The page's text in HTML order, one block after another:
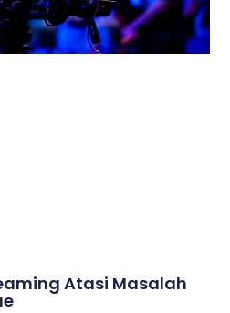
Atasi Masalah